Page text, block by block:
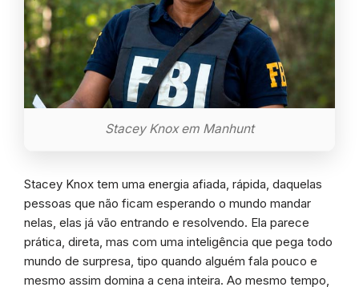
Stacey Knox em Manhunt
Stacey Knox tem uma energia afiada, rápida, daquelas
pessoas que não ficam esperando o mundo mandar
nelas, elas já vão entrando e resolvendo. Ela parece
prática, direta, mas com uma inteligência que pega todo
mundo de surpresa, tipo quando alguém fala pouco e
mesmo assim domina a cena inteira. Ao mesmo tempo,